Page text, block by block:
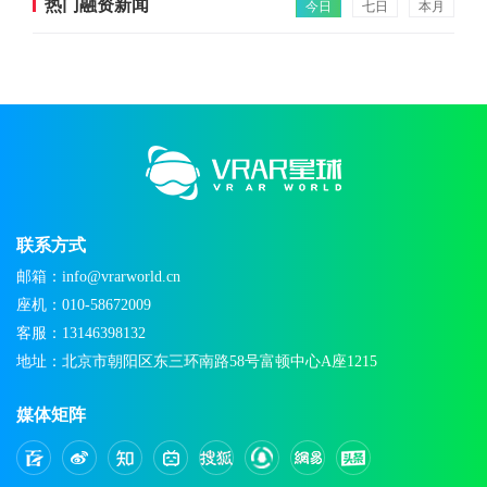
热门融资新闻 今日 七日 本月
联系方式
邮箱：info@vrarworld.cn
座机：010-58672009
客服：13146398132
地址：北京市朝阳区东三环南路58号富顿中心A座1215
媒体矩阵